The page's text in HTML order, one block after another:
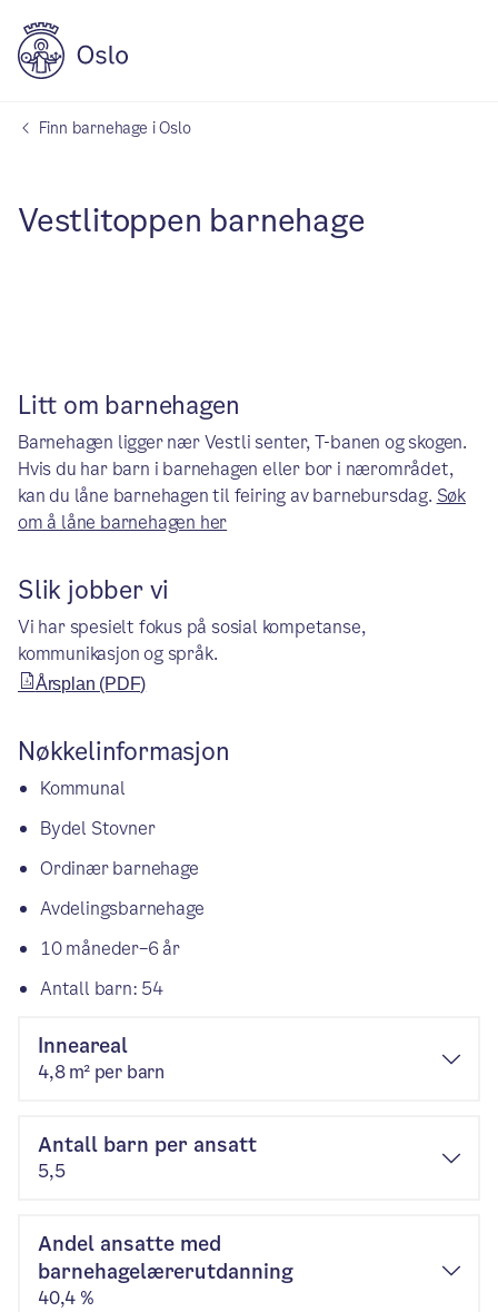
Finn barnehage i Oslo
Vestlitoppen barnehage
Litt om barnehagen
Barnehagen ligger nær Vestli senter, T-banen og skogen.
Hvis du har barn i barnehagen eller bor i nærområdet,
kan du låne barnehagen til feiring av barnebursdag. Søk
om å låne barnehagen her
Slik jobber vi
Vi har spesielt fokus på sosial kompetanse,
kommunikasjon og språk.
Årsplan (PDF)
Nøkkelinformasjon
Kommunal
Bydel Stovner
Ordinær barnehage
Avdelingsbarnehage
10 måneder–6 år
Antall barn: 54
Inneareal
4,8 m² per barn
Antall barn per ansatt
5,5
Andel ansatte med
barnehagelærerutdanning
40,4 %